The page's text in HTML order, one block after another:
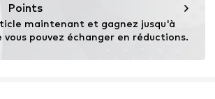
Points
vous pouvez échanger en réductions.